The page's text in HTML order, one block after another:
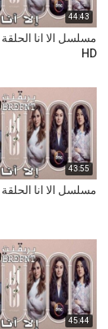
44:43
HD
43:55
مسلسل الا انا الحلقة 4 الرابعة - HD
45:44